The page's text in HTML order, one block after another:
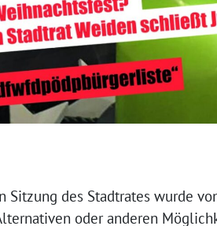
des Stadtrates wurde
oder anderen